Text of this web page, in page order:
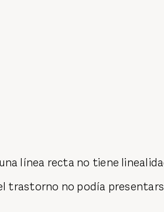
línea recta no tiene
trastorno no podía